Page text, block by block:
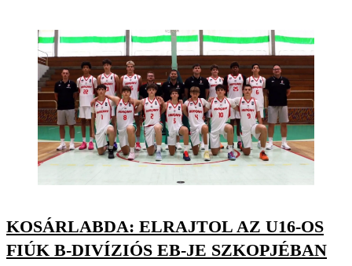
KOSÁRLABDA: ELRAJTOL AZ U16-OS
FIÚK B-DIVÍZIÓS EB-JE SZKOPJÉBAN